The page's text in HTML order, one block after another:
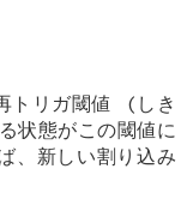
トリガ閾値 (しき
状態がこの閾値に
、新しい割り込み